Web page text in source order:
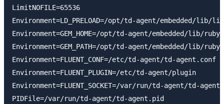
LimitNOFILE=65536
Environment=LD_PRELOAD=/opt/td-agent/embedded/lib/
Environment=GEM_HOME=/opt/td-agent/embedded/lib/
Environment=GEM_PATH=/opt/td-agent/embedded/lib/
Environment=FLUENT_CONF=/etc/td-agent/td-agent.conf
Environment=FLUENT_PLUGIN=/etc/td-agent/plugin
Environment=FLUENT_SOCKET=/var/run/td-agent/td-
PIDFile=/var/run/td-agent/td-agent.pid